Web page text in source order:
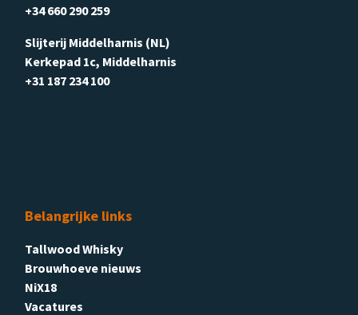
+34 660 290 259
Slijterij Middelharnis (NL)
Kerkepad 1c, Middelharnis
+31 187 234 100
Belangrijke links
Tallwood Whisky
Brouwhoeve nieuws
NiX18
Vacatures